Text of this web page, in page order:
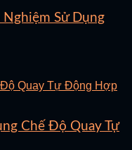
Sử Dụng
Chế Độ Quay Tự